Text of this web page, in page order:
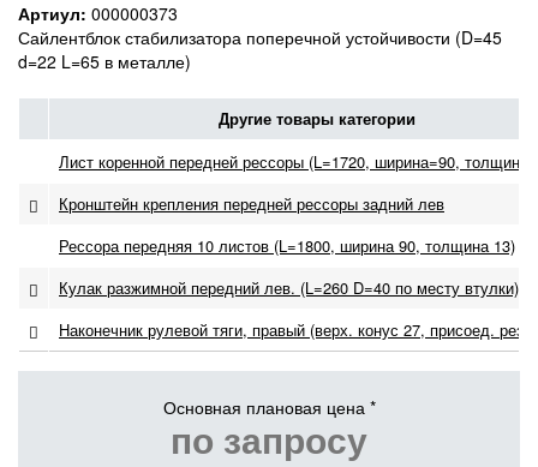
Артиул: 000000373
Сайлентблок стабилизатора поперечной устойчивости (D=45
d=22 L=65 в металле)
Другие товары категории
Лист коренной передней рессоры (L=1720, ширина=90,
Кронштейн крепления передней рессоры задний лев
Рессора передняя 10 листов (L=1800, ширина 90, толщина 13)
Кулак разжимной передний лев. (L=260 D=40 по месту втулки)
Наконечник рулевой тяги, правый (верх. конус 27, присоед.
Основная плановая цена *
по запросу